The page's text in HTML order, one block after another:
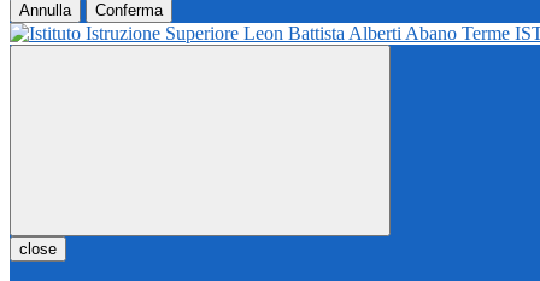
Annulla Conferma
close